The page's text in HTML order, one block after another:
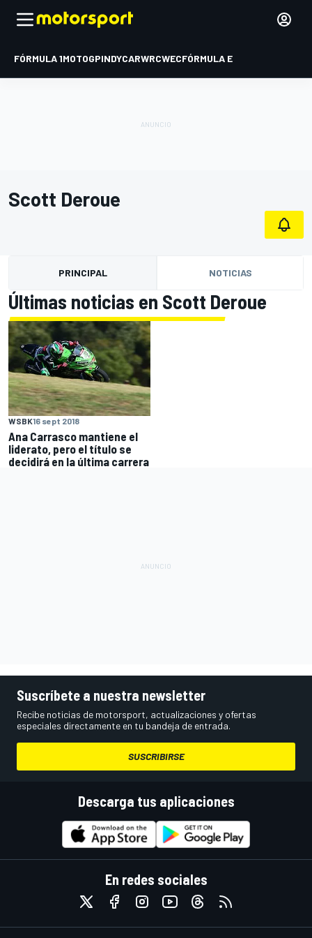
FÓRMULA 1MOTOGPINDYCARWRCWECFÓRMULA E
Scott Deroue
PRINCIPAL NOTICIAS
Últimas noticias en Scott Deroue
WSBK16 sept 2018
Ana Carrasco mantiene el
liderato, pero el título se
decidirá en la última carrera
Suscríbete a nuestra newsletter
Recibe noticias de motorsport, actualizaciones y ofertas
especiales directamente en tu bandeja de entrada.
SUSCRIBIRSE
Descarga tus aplicaciones
En redes sociales